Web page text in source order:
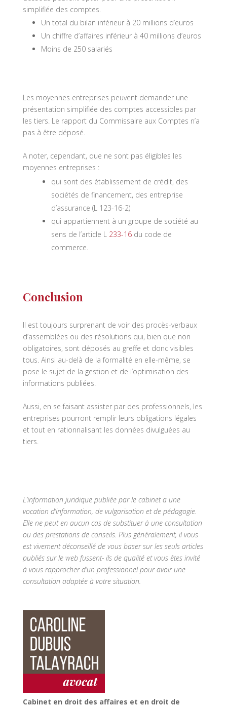
simplifiée des comptes.
Un total du bilan inférieur à 20 millions d’euros
Un chiffre d’affaires inférieur à 40 millions d’euros
Moins de 250 salariés
Les moyennes entreprises peuvent demander une
présentation simplifiée des comptes accessibles par
les tiers. Le rapport du Commissaire aux Comptes n’a
pas à être déposé.
A noter, cependant, que ne sont pas éligibles les
moyennes entreprises :
qui sont des établissement de crédit, des
sociétés de financement, des entreprise
d’assurance (L 123-16-2)
qui appartiennent à un groupe de société au
sens de l’article L 233-16du code de
commerce.
Conclusion
Il est toujours surprenant de voir des procès-verbaux
d’assemblées ou des résolutions qui, bien que non
obligatoires, sont déposés au greffe et donc visibles
tous. Ainsi au-delà de la formalité en elle-même, se
pose le sujet de la gestion et de l’optimisation des
informations publiées.
Aussi, en se faisant assister par des professionnels, les
entreprises pourront remplir leurs obligations légales
et tout en rationnalisant les données divulguées au
tiers.
L’information juridique publiée par le cabinet a une
vocation d’information, de vulgarisation et de pédagogie.
Elle ne peut en aucun cas de substituer à une consultation
ou des prestations de conseils. Plus généralement, il vous
est vivement déconseillé de vous baser sur les seuls articles
publiés sur le web fussent- ils de qualité et vous êtes invité
à vous rapprocher d’un professionnel pour avoir une
consultation adaptée à votre situation.
Cabinet en droit des affaires et en droit de